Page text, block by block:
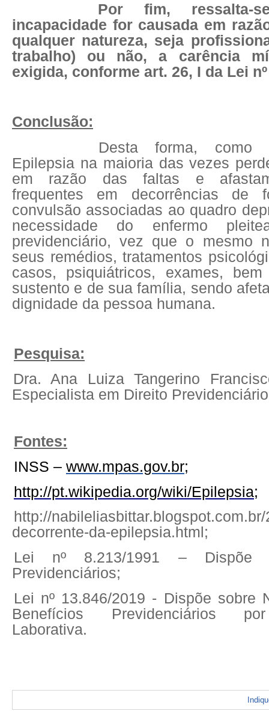
Por fim,
incapacidade for causada em
qualquer natureza, seja
trabalho) ou não, a carência
exigida, conforme art. 26, I da Lei
Conclusão:
Desta forma,
Epilepsia na maioria das vezes
em razão das faltas e
frequentes em decorrências de
convulsão associadas ao quadro
necessidade do enfermo
previdenciário, vez que o mesmo
seus remédios, tratamentos
casos, psiquiátricos, exames,
sustento e de sua família, sendo
dignidade da pessoa humana.
Pesquisa:
Dra. Ana Luiza Tangerino
Especialista em Direito Previdenciário
Fontes:
INSS –www.mpas.gov.br;
http://pt.wikipedia.org/wiki/Epilepsia;
http://
decorrente-da-epilepsia.html;
Lei nº 8.213/1991 – Dispõe
Previdenciários;
Lei nº 13.846/2019 - Dispõe sobre
Benefícios Previdenciários
Laborativa.